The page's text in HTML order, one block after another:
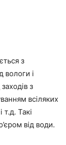
з
вологи і
з
всіляких
т.д. Такі
від води.